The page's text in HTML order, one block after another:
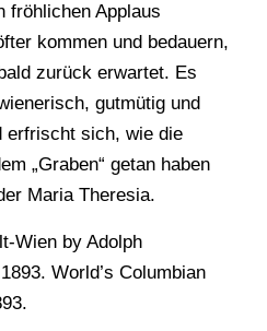
fröhlichen Applaus
kommen und bedauern,
zurück erwartet. Es
gutmütig und
erfrischt sich, wie die
„Graben“ getan haben
Maria Theresia.
Wien by Adolph
World’s Columbian